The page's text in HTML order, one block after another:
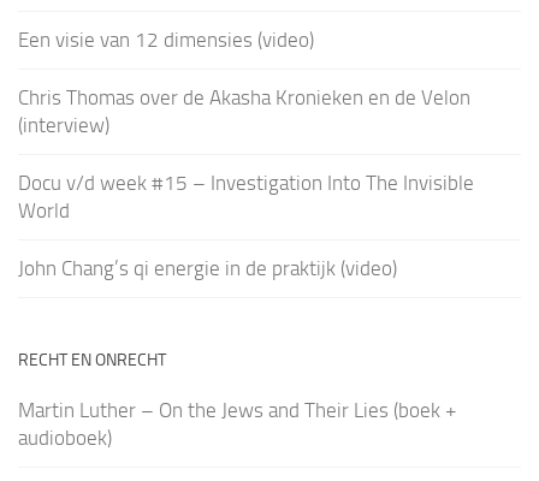
Een visie van 12 dimensies (video)
Chris Thomas over de Akasha Kronieken en de Velon
(interview)
Docu v/d week #15 – Investigation Into The Invisible
World
John Chang’s qi energie in de praktijk (video)
RECHT EN ONRECHT
Martin Luther – On the Jews and Their Lies (boek +
audioboek)